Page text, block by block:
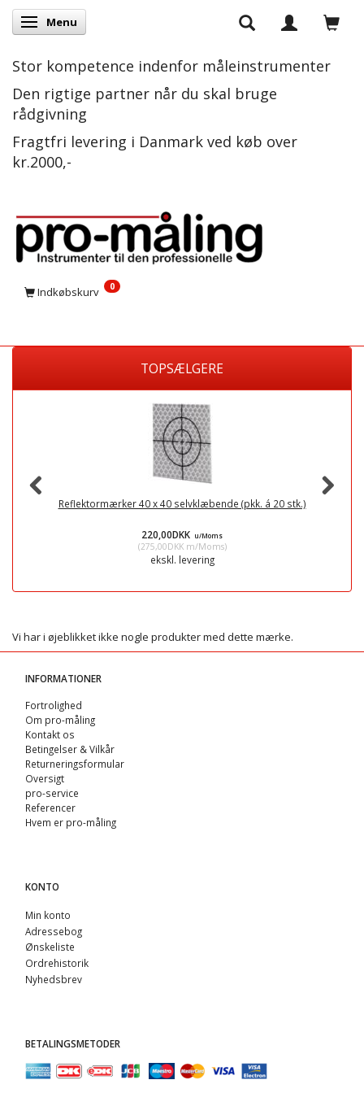
Skifte navigation
Menu
Stor kompetence indenfor måleinstrumenter
Den rigtige partner når du skal bruge
rådgivning
Fragtfri levering i Danmark ved køb over
kr.2000,-
Indkøbskurv 0
TOPSÆLGERE
Reflektormærker 40 x 40 selvklæbende (pkk. á 20 stk.)
220,00DKK u/Moms
(275,00DKKm/Moms)
ekskl. levering
Vi har i øjeblikket ikke nogle produkter med dette mærke.
INFORMATIONER
Fortrolighed
Om pro-måling
Kontakt os
Betingelser & Vilkår
Returneringsformular
Oversigt
pro-service
Referencer
Hvem er pro-måling
KONTO
Min konto
Adressebog
Ønskeliste
Ordrehistorik
Nyhedsbrev
BETALINGSMETODER